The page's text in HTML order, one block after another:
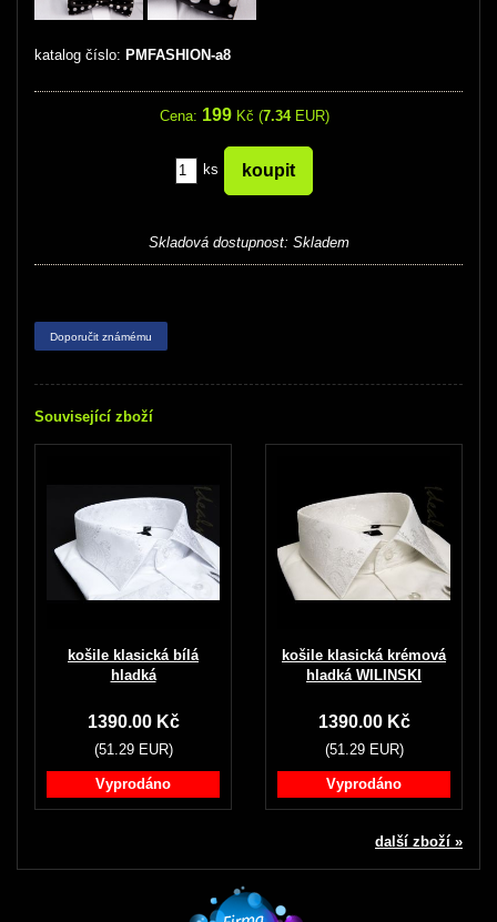
katalog číslo: PMFASHION-a8
Cena: 199 Kč (7.34EUR)
ks
Skladová dostupnost: Skladem
Doporučit známému
Související zboží
košile klasická bílá
hladká
1390.00 Kč
(51.29 EUR)
Vyprodáno
košile klasická krémová
hladká WILINSKI
1390.00 Kč
(51.29 EUR)
Vyprodáno
další zboží »